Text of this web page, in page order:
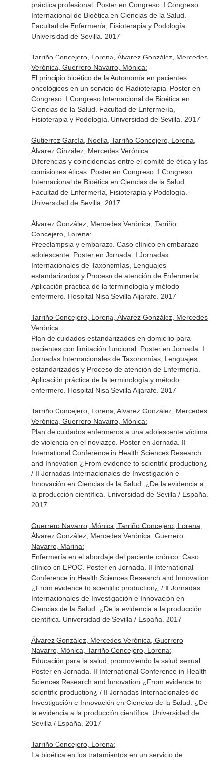
práctica profesional. Poster en Congreso. I Congreso
Internacional de Bioética en Ciencias de la Salud.
Facultad de Enfermería, Fisioterapia y Podología.
Universidad de Sevilla. 2017
Tarriño Concejero, Lorena, Álvarez González, Mercedes
Verónica, Guerrero Navarro, Mónica:
El principio bioético de la Autonomía en pacientes
oncológicos en un servicio de Radioterapia. Poster en
Congreso. I Congreso Internacional de Bioética en
Ciencias de la Salud. Facultad de Enfermería,
Fisioterapia y Podología. Universidad de Sevilla. 2017
Gutierrez García, Noelia, Tarriño Concejero, Lorena,
Álvarez Ginzález, Mercedes Verónica:
Diferencias y coincidencias entre el comité de ética y las
comisiones éticas. Poster en Congreso. I Congreso
Internacional de Bioética en Ciencias de la Salud.
Facultad de Enfermería, Fisioterapia y Podología.
Universidad de Sevilla. 2017
Álvarez González, Mercedes Verónica, Tarriño
Concejero, Lorena:
Preeclampsia y embarazo. Caso clínico en embarazo
adolescente. Poster en Jornada. I Jornadas
Internacionales de Taxonomías, Lenguajes
estandarizados y Proceso de atención de Enfermería.
Aplicación práctica de la terminología y método
enfermero. Hospital Nisa Sevilla Aljarafe. 2017
Tarriño Concejero, Lorena, Álvarez González, Mercedes
Verónica:
Plan de cuidados estandarizados en domicilio para
pacientes con limitación funcional. Poster en Jornada. I
Jornadas Internacionales de Taxonomías, Lenguajes
estandarizados y Proceso de atención de Enfermería.
Aplicación práctica de la terminología y método
enfermero. Hospital Nisa Sevilla Aljarafe. 2017
Tarriño Concejero, Lorena, Alvarez González, Mercedes
Verónica, Guerrero Navarro, Mónica:
Plan de cuidados enfermeros a una adolescente víctima
de violencia en el noviazgo. Poster en Jornada. II
International Conference in Health Sciences Research
and Innovation ¿From evidence to scientific production¿
/ II Jornadas Internacionales de Investigación e
Innovación en Ciencias de la Salud. ¿De la evidencia a
la producción científica. Universidad de Sevilla / España.
2017
Guerrero Navarro, Mónica, Tarriño Concejero, Lorena,
Álvarez González, Mercedes Verónica, Guerrero
Navarro, Marina:
Enfermería en el abordaje del paciente crónico. Caso
clínico en EPOC. Poster en Jornada. II International
Conference in Health Sciences Research and Innovation
¿From evidence to scientific production¿ / II Jornadas
Internacionales de Investigación e Innovación en
Ciencias de la Salud. ¿De la evidencia a la producción
científica. Universidad de Sevilla / España. 2017
Álvarez González, Mercedes Verónica, Guerrero
Navarro, Mónica, Tarriño Concejero, Lorena:
Educación para la salud, promoviendo la salud sexual.
Poster en Jornada. II International Conference in Health
Sciences Research and Innovation ¿From evidence to
scientific production¿ / II Jornadas Internacionales de
Investigación e Innovación en Ciencias de la Salud. ¿De
la evidencia a la producción científica. Universidad de
Sevilla / España. 2017
Tarriño Concejero, Lorena:
La bioética en los tratamientos en un servicio de